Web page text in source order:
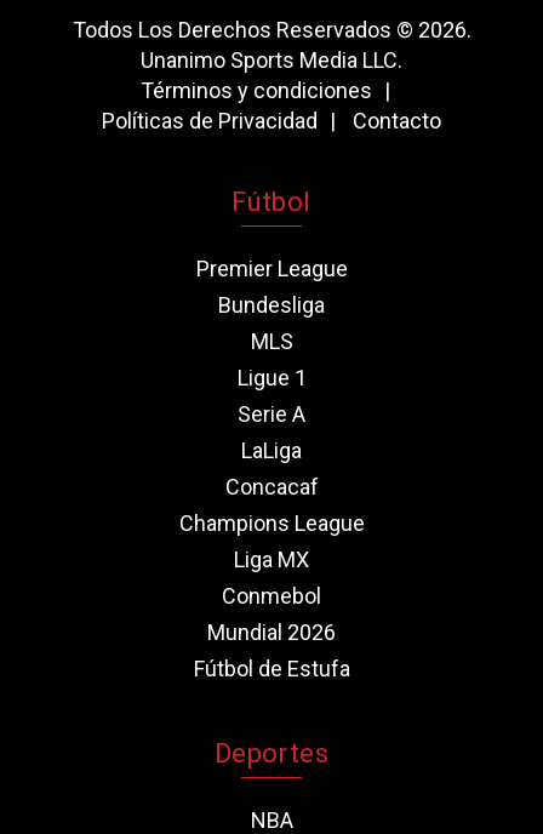
Todos Los Derechos Reservados © 2026.
Unanimo Sports Media LLC.
Términos y condiciones
Políticas de Privacidad
Contacto
Fútbol
Premier League
Bundesliga
MLS
Ligue 1
Serie A
LaLiga
Concacaf
Champions League
Liga MX
Conmebol
Mundial 2026
Fútbol de Estufa
Deportes
NBA